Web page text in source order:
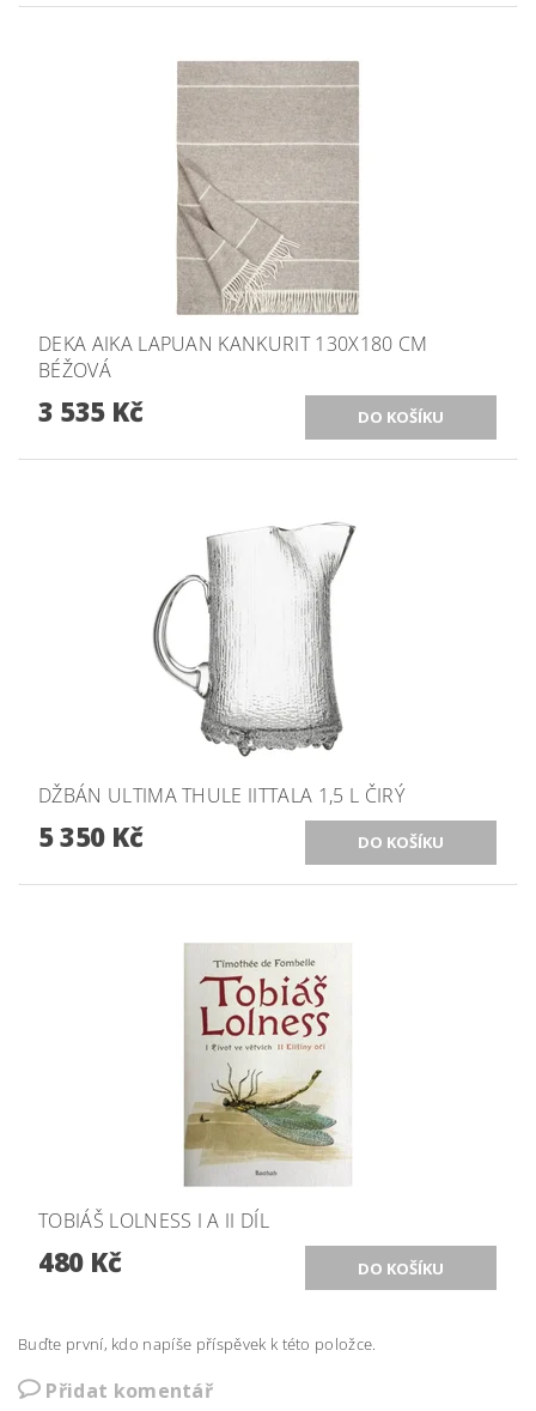
DEKA AIKA LAPUAN KANKURIT 130X180 CM
BÉŽOVÁ
3 535 Kč
DŽBÁN ULTIMA THULE IITTALA 1,5 L ČIRÝ
5 350 Kč
TOBIÁŠ LOLNESS I A II DÍL
480 Kč
Buďte první, kdo napíše příspěvek k této položce.
Přidat komentář